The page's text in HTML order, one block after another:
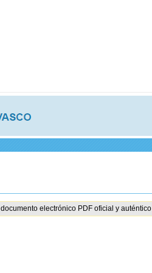
electrónico PDF oficial y auténtico